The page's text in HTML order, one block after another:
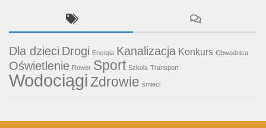
Dla dzieci Drogi Energia Kanalizacja Konkurs Obwodnica
Oświetlenie Rower Sport Szkoła Transport
WodociągiZdrowie śmieci